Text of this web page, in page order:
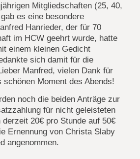
Mitgliedschaften (25, 40,
es eine besondere
Hanrieder, der für 70
im HCW geehrt wurde, hatte
einem kleinen Gedicht
sich damit für die
Manfred, vielen Dank für
schönen Moment des Abends!
noch die beiden Anträge zur
für nicht geleisteten
20€ pro Stunde auf 50€
Ernennung von Christa Slaby
angenommen.